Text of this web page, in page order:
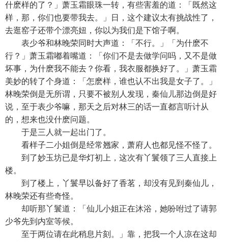
什麽样的了？」萧玉霜眼珠一转，有些害羞的道：「既然这
样，那，你们也要带我去。」日，这个建议太有挑战性了，
去逛窑子还带个漂亮妞，你以为我们是下馆子啊。
表少爷和林晚荣同时大声道：「不行。」「为什麽不
行？」萧玉霜嘟着嘴道：「你们不是去做学问吗，又不是做
坏事，为什麽我不能去？你看，我衣服都换好了。」萧玉霜
美妙的转了个身道：「怎麽样，谁也认不出我是女子了。」
林晚荣倒是无所谓，只要不被别人发现，秦仙儿那边倒是好
说，至于表少爷嘛，那天之后对林三的话一直都言听计从
的，想来也没什麽问题。
于是三人就一起出门了。
看样子二小姐倒是经常翘家，萧府人也都见怪不怪了。
到了妙玉坊已是华灯初上，这次有丫鬟领了三人直接上
楼。
到了楼上，丫鬟早以备好了香茗，却没有见到秦仙儿，
林晚荣还有些奇怪。
却听那丫鬟道：「仙儿小姐正在沐浴，她吩咐过了请郭
少爷先到内室等候。
至于两位请在此稍息片刻。」靠，把我一个人凉在这却